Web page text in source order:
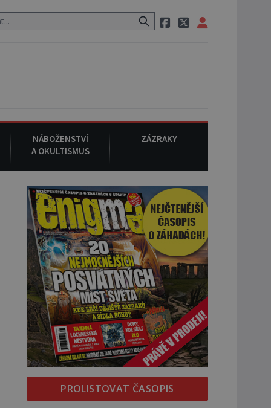
původu. 7. srpna 1994: Na americké městečko
NÁBOŽENSTVÍ
A OKULTISMUS
ZÁZRAKY
PROLISTOVAT ČASOPIS